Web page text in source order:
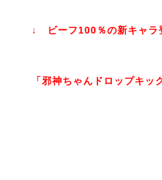
↓ ビーフ100％の新キャ
「邪神ちゃんドロップキッ